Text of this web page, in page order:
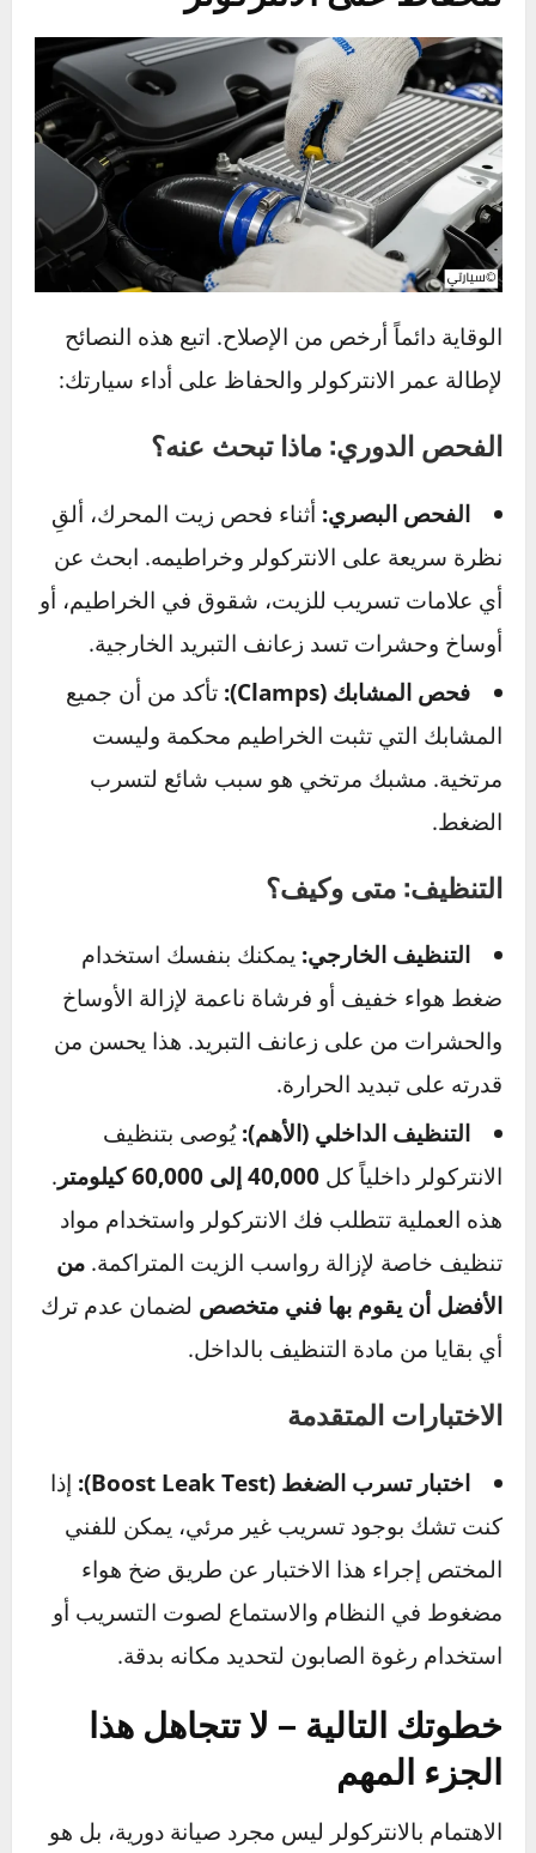
الصيانة
سهلة، تقتصر على
التنظيف والفحص
البصري.
المضخة
والمكونات
الإضافية.
لمن هو
الأنسب؟
للسيارات اليومية
والسيارات ذات
للسيارات
الرياضية،
سيارات السباق،
والمحركات
الصيانة والوقاية – دليل الخبراء
للحفاظ على الانتركولر
الوقاية دائماً أرخص من الإصلاح. اتبع هذه النصائح
الفحص الدوري: ماذا تبحث عنه؟
الفحص البصري: أثناء فحص زيت المحرك، ألقِ
نظرة سريعة على الانتركولر وخراطيمه. ابحث عن
أي علامات تسريب للزيت، شقوق في الخراطيم، أو
أوساخ وحشرات تسد زعانف التبريد الخارجية.
فحص المشابك (Clamps):
تأكد من أن جميع
المشابك التي تثبت الخراطيم محكمة وليست
مرتخية. مشبك مرتخي هو سبب شائع لتسرب
الضغط.
ضغط هواء خفيف أو فرشاة ناعمة لإزالة الأوساخ
والحشرات من على زعانف التبريد. هذا يحسن من
قدرته على تبديد الحرارة.
التنظيف الداخلي (الأهم):
يُوصى بتنظيف
هذه العملية تتطلب فك الانتركولر واستخدام مواد
تنظيف خاصة لإزالة رواسب الزيت المتراكمة.
الأفضل أن يقوم بها فني متخصصلضمان عدم ترك